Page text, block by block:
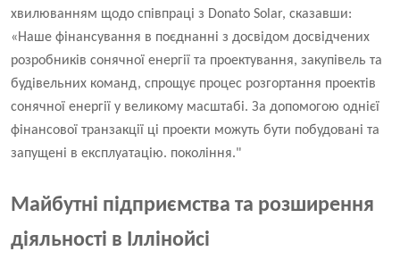
хвилюванням щодо співпраці з Donato Solar, сказавши:
«Наше фінансування в поєднанні з досвідом досвідчених
розробників сонячної енергії та проектування, закупівель та
будівельних команд, спрощує процес розгортання проектів
сонячної енергії у великому масштабі. За допомогою однієї
фінансової транзакції ці проекти можуть бути побудовані та
запущені в експлуатацію. покоління."
Майбутні підприємства та розширення
діяльності в Іллінойсі